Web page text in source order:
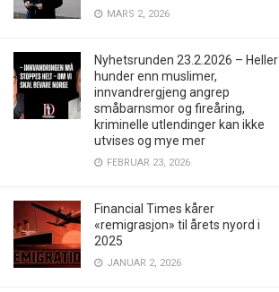
MARS 2, 2026
Nyhetsrunden 23.2.2026 – Heller
hunder enn muslimer,
innvandrergjeng angrep
småbarnsmor og fireåring,
kriminelle utlendinger kan ikke
utvises og mye mer
FEBRUAR 23, 2026
Financial Times kårer
«remigrasjon» til årets nyord i
2025
JANUAR 2, 2026